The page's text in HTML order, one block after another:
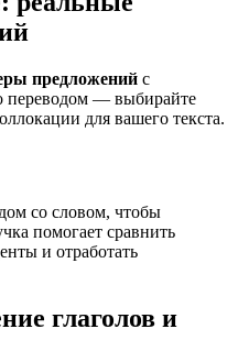
предложений с
переводом — выбирайте
для вашего текста.
со словом, чтобы
помогает сравнить
и отработать
глаголов и